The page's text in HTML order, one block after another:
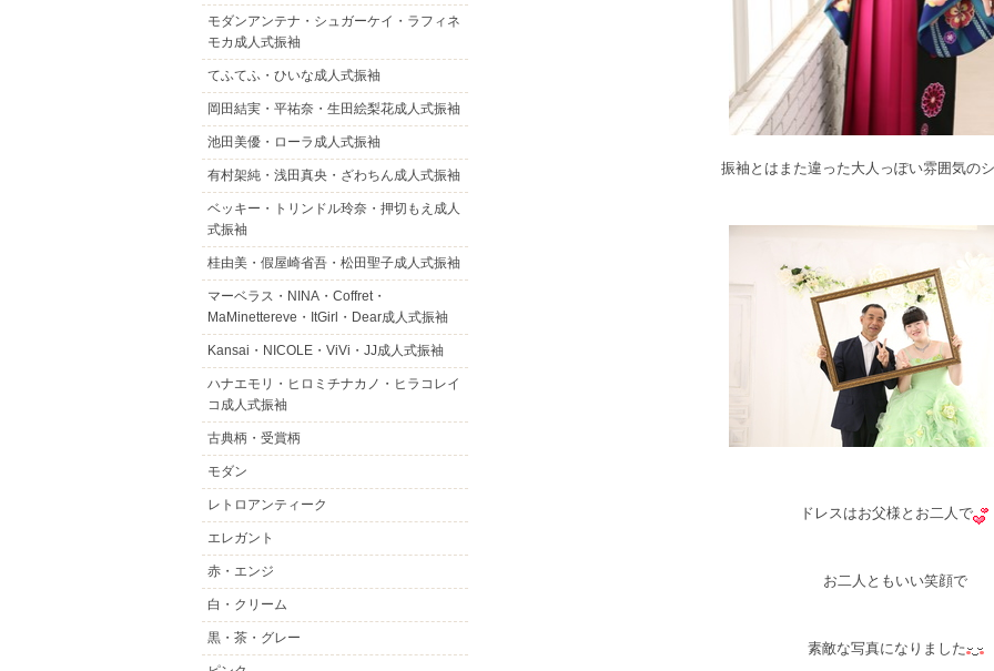
振袖とはまた違った大人っぽい雰囲気の
ドレスはお父様とお二人で
お二人ともいい笑顔で
素敵な写真になりました
モダンアンテナ・シュガーケイ・ラフィネ
モカ成人式振袖
てふてふ・ひいな成人式振袖
岡田結実・平祐奈・生田絵梨花成人式振袖
池田美優・ローラ成人式振袖
有村架純・浅田真央・ざわちん成人式振袖
ベッキー・トリンドル玲奈・押切もえ成人
式振袖
桂由美・假屋崎省吾・松田聖子成人式振袖
マーベラス・NINA・Coffret・
MaMinettereve・ItGirl・Dear成人式振袖
Kansai・NICOLE・ViVi・JJ成人式振袖
ハナエモリ・ヒロミチナカノ・ヒラコレイ
コ成人式振袖
古典柄・受賞柄
モダン
レトロアンティーク
エレガント
赤・エンジ
白・クリーム
黒・茶・グレー